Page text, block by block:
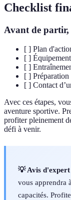
Checklist
Avant de partir,
[ ] Plan
[ ]
[ ]
[ ]
[ ] Contact
Avec ces étapes,
aventure sportive.
profiter pleinement
défi à venir.
💡 Avis
vous apprendra
capacités.